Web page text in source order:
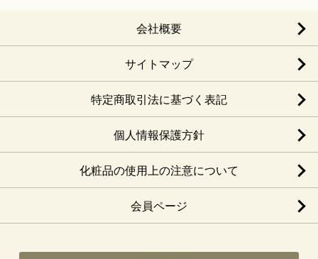
会社概要
サイトマップ
特定商取引法に基づく表記
個人情報保護方針
化粧品の使用上の注意について
会員ページ